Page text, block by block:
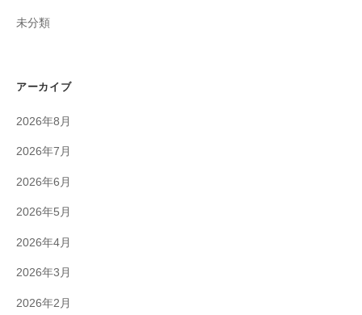
未分類
アーカイブ
2026年8月
2026年7月
2026年6月
2026年5月
2026年4月
2026年3月
2026年2月